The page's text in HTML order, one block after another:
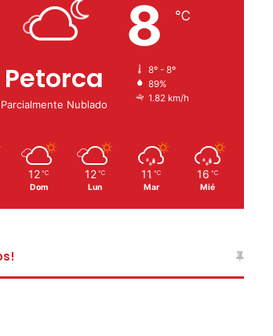
Petorca
Parcialmente Nublado
8 ℃
8º - 8º
89%
1.82 km/h
12 ℃
Dom
12 ℃
Lun
11 ℃
Mar
16 ℃
Mié